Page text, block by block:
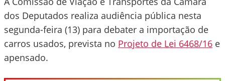
dos Deputados realiza audiência pública nesta
segunda-feira (13) para debater a importação de
carros usados, prevista no Projeto de Lei 6468/16 e
apensado.